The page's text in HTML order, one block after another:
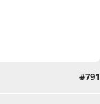
#791